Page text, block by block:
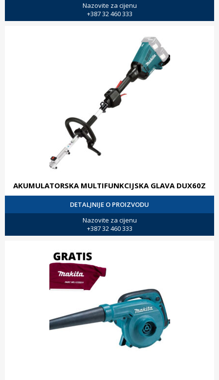
Nazovite za cijenu
+387 32 460 333
AKUMULATORSKA MULTIFUNKCIJSKA GLAVA DUX60Z
DETALJNIJE O PROIZVODU
Nazovite za cijenu
+387 32 460 333